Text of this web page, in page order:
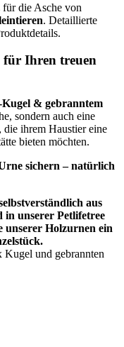
für die Asche von
. Detaillierte
für Ihren treuen
& gebranntem
sondern auch eine
ihrem Haustier eine
bieten möchten.
sichern – natürlich
aus
in unserer Petlifetree
unserer Holzurnen ein
und gebrannten